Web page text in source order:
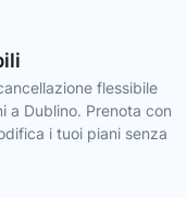
flessibile
a Dublino. Prenota con
i tuoi piani senza